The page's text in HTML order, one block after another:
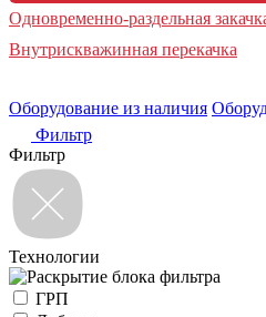
Одновременно-раздельная
Внутрискважинная перекачка
Оборудование из наличия
Фильтр
Фильтр
Технологии
ГРП